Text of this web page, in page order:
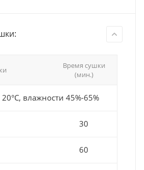
Время сушки
(мин.)
влажности 45%-65%
30
60